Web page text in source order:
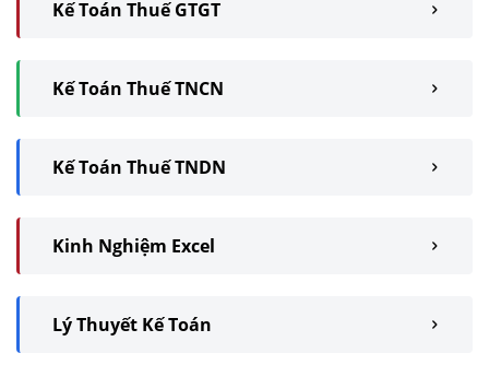
Kế Toán Thuế GTGT
Kế Toán Thuế TNCN
Kế Toán Thuế TNDN
Kinh Nghiệm Excel
Lý Thuyết Kế Toán